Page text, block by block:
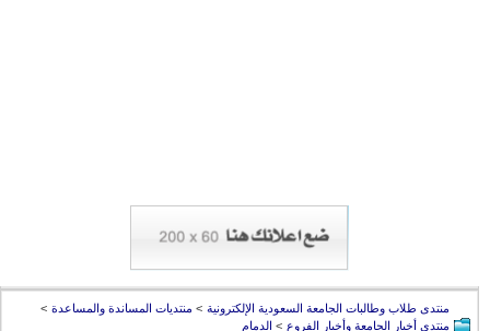
منتدى طلاب وطالبات الجامعة السعودية الإلكترونية > منتديات المساندة والمساعدة >
منتدى أخبار الجامعة وأخبار الفروع > الدمام